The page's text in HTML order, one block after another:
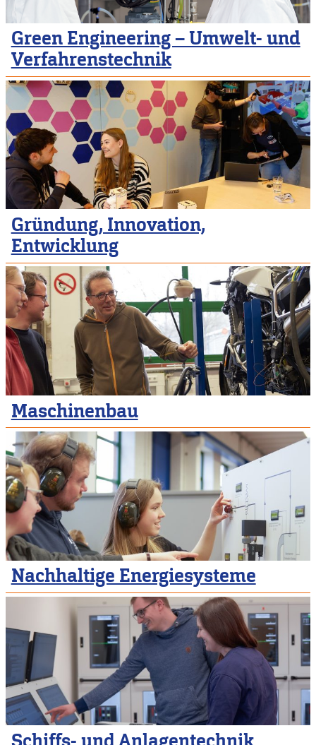
Green Engineering – Umwelt- und
Verfahrenstechnik
Gründung, Innovation,
Entwicklung
Maschinenbau
Nachhaltige Energiesysteme